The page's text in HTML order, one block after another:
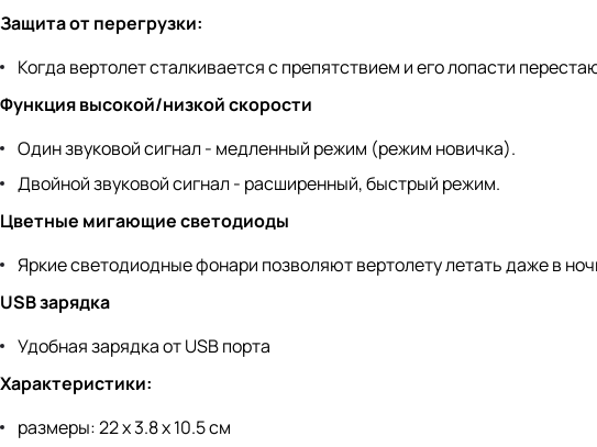
Защита от перегрузки:
Когда вертолет сталкивается с препятствием и его лопасти
Функция высокой/низкой скорости
Один звуковой сигнал - медленный режим (режим новичка).
Двойной звуковой сигнал - расширенный, быстрый режим.
Цветные мигающие светодиоды
Яркие светодиодные фонари позволяют вертолету летать даже в
USB зарядка
Удобная зарядка от USB порта
Характеристики:
размеры: 22 х 3.8 х 10.5 см